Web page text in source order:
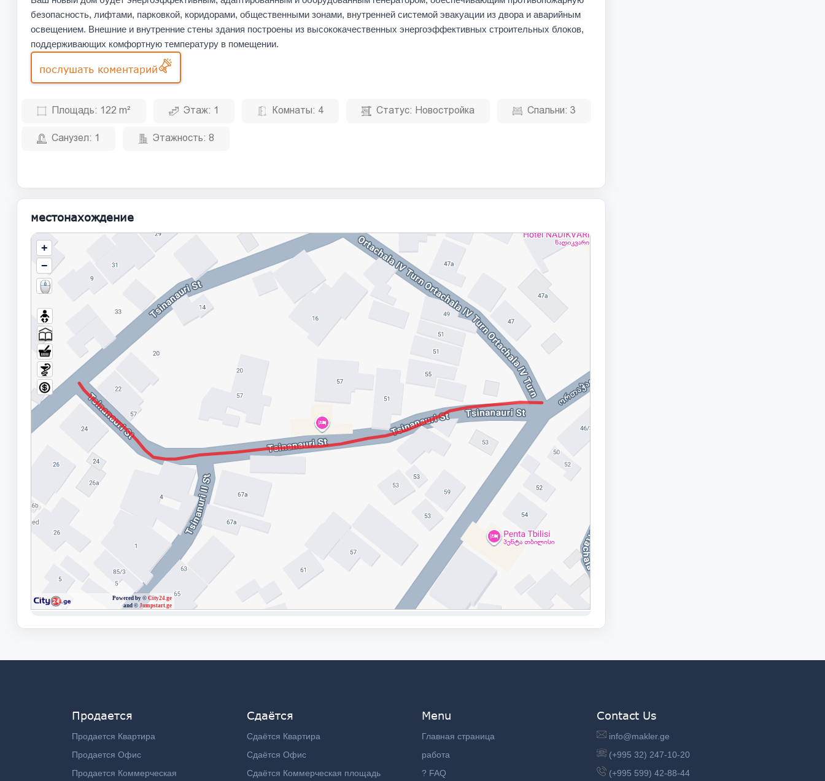
безопасность, лифтами, парковкой, коридорами, общественными зонами, внутренней системой эвакуации из двора и аварийным
освещением. Внешние и внутренние стены здания построены из высококачественных энергоэффективных строительных блоков,
поддерживающих комфортную температуру в помещении.
послушать коментарий
Площадь: 122 m² Этаж: 1 Комнаты: 4 Статус: Новостройка Спальни: 3
Санузел: 1 Этажность: 8
местонахождение
Продается
Продается Квартира
Продается Офис
Продается Коммерческая
Сдаётся
Сдаётся Квартира
Сдаётся Офис
Сдаётся Коммерческая площадь
Menu
Главная страница
работа
? FAQ
Contact Us
info@makler.ge
(+995 32) 247-10-20
(+995 599) 42-88-44